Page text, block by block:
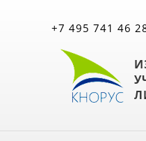
+7 495 741 46